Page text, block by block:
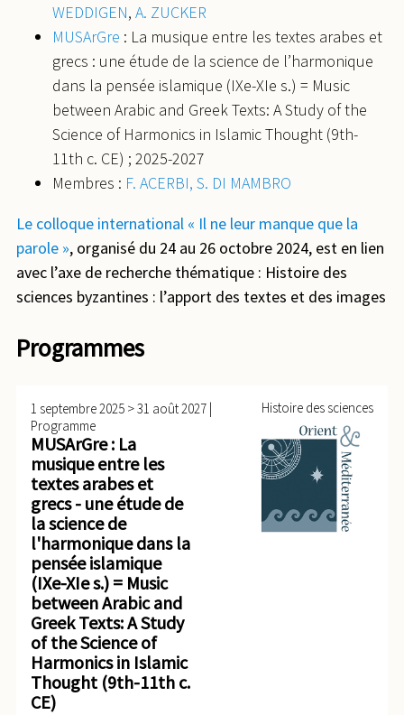
WEDDIGEN, A. ZUCKER
MUSArGre : La musique entre les textes arabes et
grecs : une étude de la science de l’harmonique
dans la pensée islamique (IXe-XIe s.) = Music
between Arabic and Greek Texts: A Study of the
Science of Harmonics in Islamic Thought (9th-
11th c. CE) ; 2025-2027
Membres : F. ACERBI, S. DI MAMBRO
Le colloque international « Il ne leur manque que la
parole », organisé du 24 au 26 octobre 2024, est en lien
avec l’axe de recherche thématique : Histoire des
sciences byzantines : l’apport des textes et des images
Programmes
1 septembre 2025 >31 août 2027 |
Programme
MUSArGre : La
musique entre les
textes arabes et
grecs - une étude de
la science de
l'harmonique dans la
pensée islamique
(IXe-XIe s.) = Music
between Arabic and
Greek Texts: A Study
of the Science of
Harmonics in Islamic
Thought (9th-11th c.
CE)
Histoire des sciences